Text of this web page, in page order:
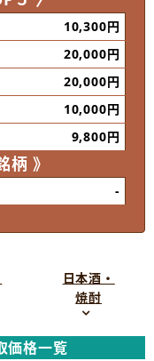
10,300円
20,000円
20,000円
10,000円
9,800円
柄 》
-
日本酒・
焼酎
価格一覧